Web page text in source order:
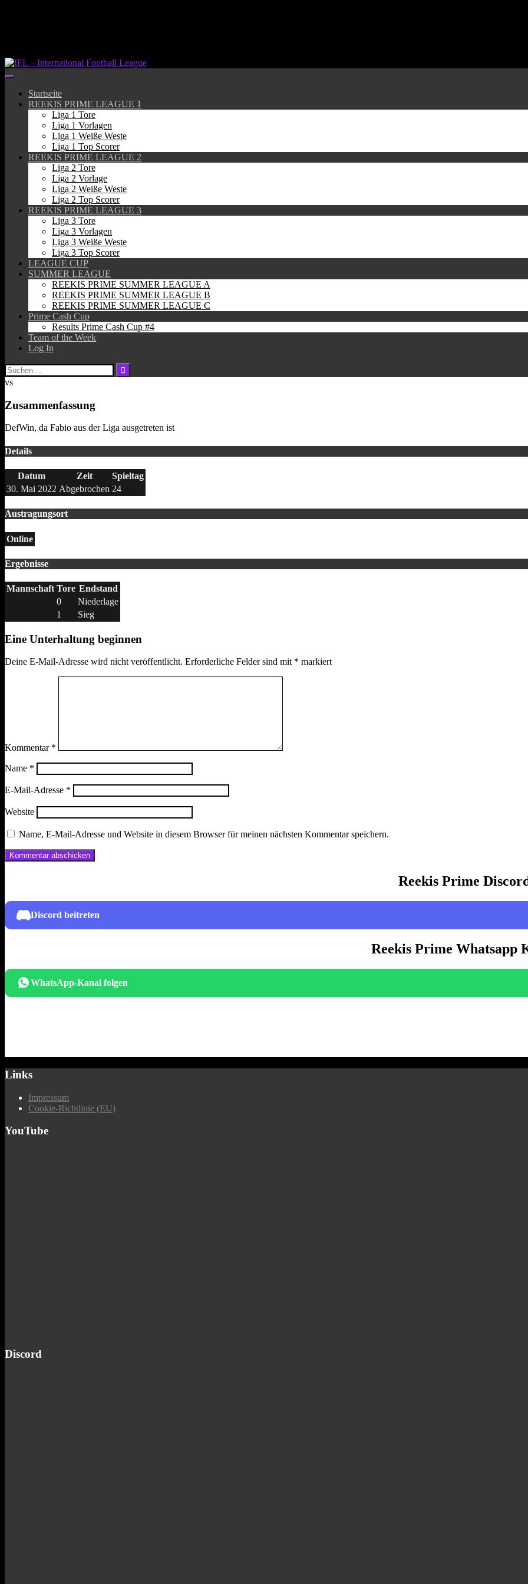
Startseite
REEKIS PRIME LEAGUE 1
Liga 1 Tore
Liga 1 Vorlagen
Liga 1 Weiße Weste
Liga 1 Top Scorer
REEKIS PRIME LEAGUE 2
Liga 2 Tore
Liga 2 Vorlage
Liga 2 Weiße Weste
Liga 2 Top Scorer
REEKIS PRIME LEAGUE 3
Liga 3 Tore
Liga 3 Vorlagen
Liga 3 Weiße Weste
Liga 3 Top Scorer
LEAGUE CUP
SUMMER LEAGUE
REEKIS PRIME SUMMER LEAGUE A
REEKIS PRIME SUMMER LEAGUE B
REEKIS PRIME SUMMER LEAGUE C
Prime Cash Cup
Results Prime Cash Cup #4
Team of the Week
Log In
Suchen
nach:
vs
Zusammenfassung
DefWin, da Fabio aus der Liga ausgetreten ist
Details
Datum Zeit
Spieltag
30. Mai 2022 Abgebrochen 24
Austragungsort
Online
Ergebnisse
Mannschaft Tore Endstand
0
Niederlage
1
Sieg
Eine Unterhaltung beginnen
Deine E-Mail-Adresse wird nicht veröffentlicht. Erforderliche Felder sind mit * markiert
Kommentar *
Name *
E-Mail-Adresse *
Website
Name, E-Mail-Adresse und Website in diesem Browser für meinen nächsten Kommentar speichern.
Reekis Prime
Discord beitreten
Reekis Prime Whatsapp
WhatsApp-Kanal folgen
Links
Impressum
Cookie-Richtlinie (EU)
YouTube
Discord